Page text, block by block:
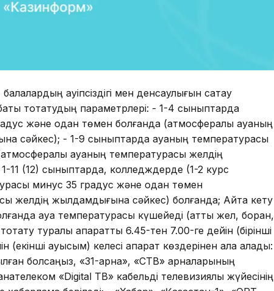
қауіпсіздігі мен денсаулығын сақтау
тоқтатудың параметрлері: - 1-4 сыныптарда
және одан төмен болғанда (атмосфералық ауаның
сәйкес); - 1-9 сыныптарда ауаның температурасы
ауаның температурасы желдің
11 (12) сыныптарда, колледждерде (1-2 курс
минус 35 градус және одан төмен
желдің жылдамдығына сәйкес) болғанда; Айта кету
ауа температурасы күшейеді (қатты жел, боран,
туралы ақпаратты 6.45-тен 7.00-ге дейін (бірінші
(екінші ауысым) келесі ақпарат көздерінен ала алады:
болсаңыз, «31-арна», «СТВ» арналарының
«Digital ТВ» кабельді телевизиялық жүйесінің